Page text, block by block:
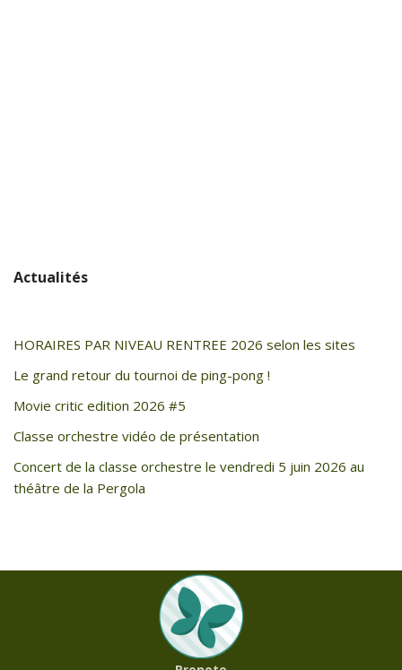
Actualités
HORAIRES PAR NIVEAU RENTREE 2026 selon les sites
Le grand retour du tournoi de ping-pong !
Movie critic edition 2026 #5
Classe orchestre vidéo de présentation
Concert de la classe orchestre le vendredi 5 juin 2026 au
théâtre de la Pergola